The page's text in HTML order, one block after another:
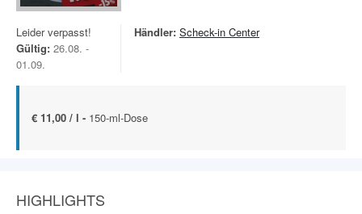
Leider verpasst!
Gültig: 26.08. -
01.09.
Händler: Scheck-in Center
€ 11,00 / l - 150-ml-Dose
HIGHLIGHTS